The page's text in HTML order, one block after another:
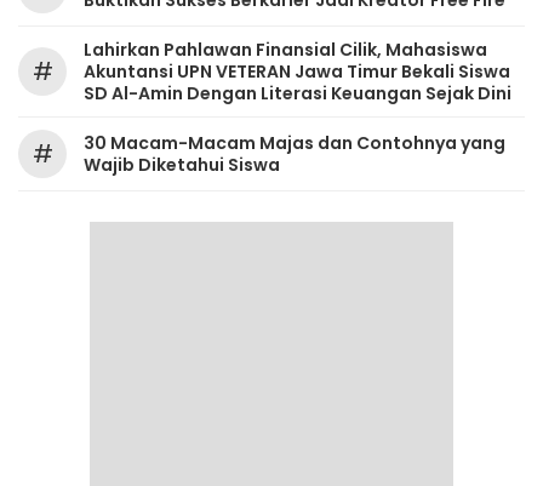
#
Lahirkan Pahlawan Finansial Cilik, Mahasiswa
Akuntansi UPN VETERAN Jawa Timur Bekali Siswa
SD Al-Amin Dengan Literasi Keuangan Sejak Dini
#
30 Macam-Macam Majas dan Contohnya yang
Wajib Diketahui Siswa